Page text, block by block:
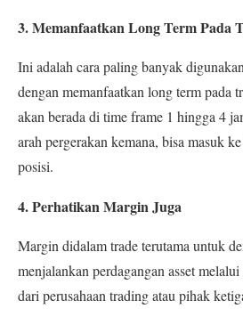
3. Memanfaatkan Long Term Pada
Ini adalah cara paling banyak
dengan memanfaatkan long term pada
akan berada di time frame 1 hingga 4
arah pergerakan kemana, bisa masuk
posisi.
4. Perhatikan Margin Juga
Margin didalam trade terutama untuk
menjalankan perdagangan asset
dari perusahaan trading atau pihak